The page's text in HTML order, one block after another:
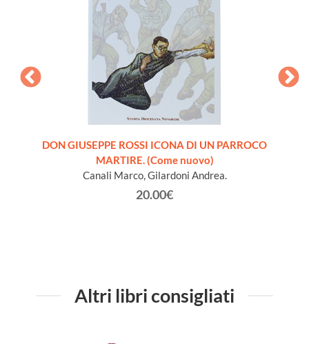
DON GIUSEPPE ROSSI ICONA DI UN PARROCO
MARTIRE. (Come nuovo)
Canali Marco, Gilardoni Andrea.
20.00€
Altri libri consigliati